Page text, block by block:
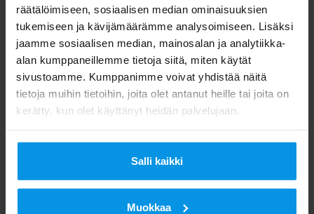
räätälöimiseen, sosiaalisen median ominaisuuksien
tukemiseen ja kävijämäärämme analysoimiseen. Lisäksi
jaamme sosiaalisen median, mainosalan ja analytiikka-
alan kumppaneillemme tietoja siitä, miten käytät
sivustoamme. Kumppanimme voivat yhdistää näitä
tietoja muihin tietoihin, joita olet antanut heille tai joita on
kerätty, kun olet käyttänyt heidän palvelujaan.
Salli kaikki
Muokkaa